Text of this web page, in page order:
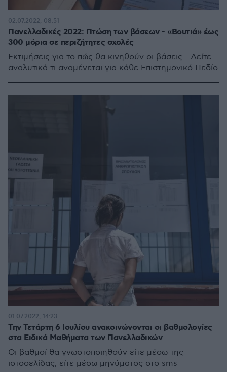
Πανελλαδικές 2022: Πτώση των βάσεων - «Βουτιά» έως
300 μόρια σε περιζήτητες σχολές
Εκτιμήσεις για το πώς θα κινηθούν οι βάσεις - Δείτε
αναλυτικά τι αναμένεται για κάθε Επιστημονικό Πεδίο
02.07.2022, 08:51
Την Τετάρτη 6 Ιουλίου ανακοινώνονται οι βαθμολογίες
στα Ειδικά Μαθήματα των Πανελλαδικών
Οι βαθμοί θα γνωστοποιηθούν είτε μέσω της
ιστοσελίδας, είτε μέσω μηνύματος στο sms
01.07.2022, 14:23